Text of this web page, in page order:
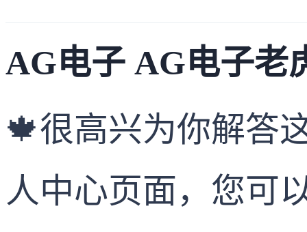
AG电子 AG电子老
🍁很高兴为你解答
人中心页面，您可